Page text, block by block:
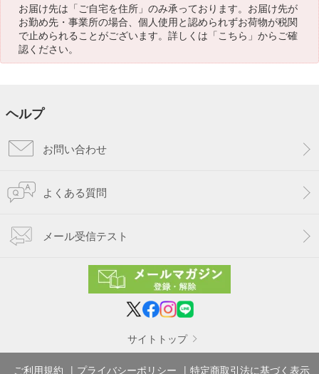
お届け先は「ご自宅を住所」のみ承っております。お届け先が
お勤め先・事業所の場合、個人使用と認められずお荷物が税関
で止められることがございます。詳しくは「こちら 」からご確
認ください。
ヘルプ
お問い合わせ
よくある質問
メール受信テスト
サイトトップ
ご利用規約 プライバシーポリシー 特定商取引法に基づく表示